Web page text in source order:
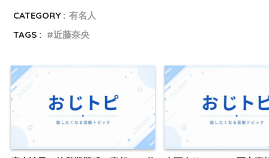
CATEGORY : 有名人
TAGS :
近藤奈央